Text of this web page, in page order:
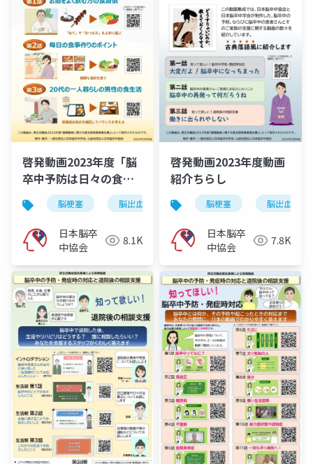
啓発動画2023年度「脳
卒中予防は日々の食事
から」脳梗塞 脳出血 くも膜下出血 脳卒中
日本脳卒
中協会
8.1K
啓発動画2023年度動画
紹介ちらし
脳梗塞 脳出血
日本脳卒
中協会
7.8K